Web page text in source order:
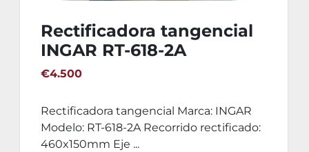
Rectificadora tangencial
INGAR RT-618-2A
€4.500
Rectificadora tangencial Marca: INGAR
Modelo: RT-618-2A Recorrido rectificado:
460x150mm Eje ...